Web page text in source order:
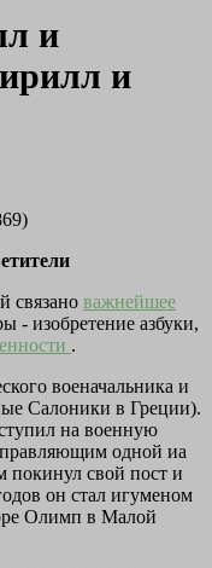
и
и
связано важнейшее
- изобретение азбуки,
.
военачальника и
Салоники в Греции).
на военную
одной иа
покинул свой пост и
он стал игуменом
Олимп в Малой